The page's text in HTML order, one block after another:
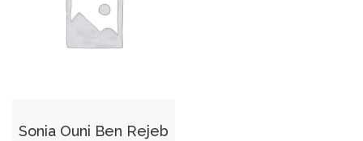
Sonia Ouni Ben Rejeb